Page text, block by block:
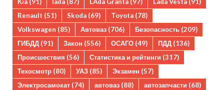
Kia (91) lada (87) LAda Granta (97) Lada Vesta (91)
Renault (51) Skoda (69) Toyota (78)
Volkswagen (85) Автоваз (706) Безопасность (209)
ГИБДД (91) Закон (556) ОСАГО (49) ПДД (136)
Происшествия (56) Статистика и рейтинги (317)
Техосмотр (80) УАЗ (85) Экзамен (57)
Электросамокат (74) автоваз (88) автозапчасти (68)